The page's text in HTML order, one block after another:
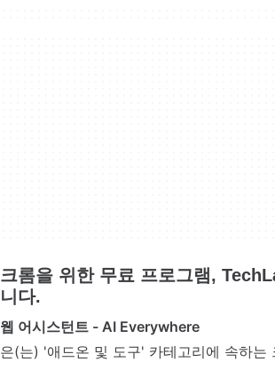
크롬을 위한 무료 프로그램,
니다.
웹 어시스턴트 - AI Everywhere
은(는) '애드온 및 도구' 카테고리에 속하는